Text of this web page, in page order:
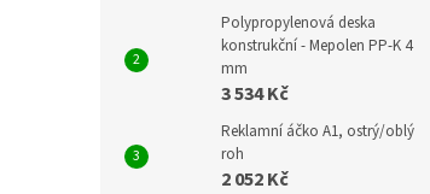
Polypropylenová deska
konstrukční - Mepolen PP-K 4
mm
3 534 Kč
Reklamní áčko A1, ostrý/oblý
roh
2 052 Kč